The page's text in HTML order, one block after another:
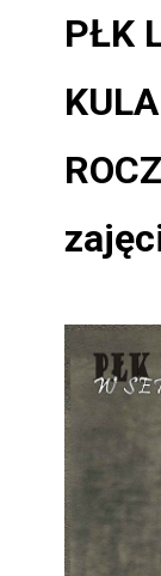
PŁK